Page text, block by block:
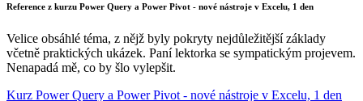
Reference z kurzu Power Query a Power Pivot - nové nástroje v Excelu, 1 den
Velice obsáhlé téma, z nějž byly pokryty nejdůležitější základy
včetně praktických ukázek. Paní lektorka se sympatickým projevem.
Nenapadá mě, co by šlo vylepšit.
Kurz Power Query a Power Pivot - nové nástroje v Excelu, 1 den